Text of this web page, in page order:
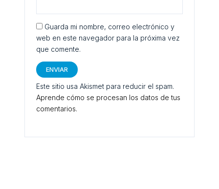
Guarda mi nombre, correo electrónico y
web en este navegador para la próxima vez
que comente.
Este sitio usa Akismet para reducir el spam.
Aprende cómo se procesan los datos de tus
comentarios.